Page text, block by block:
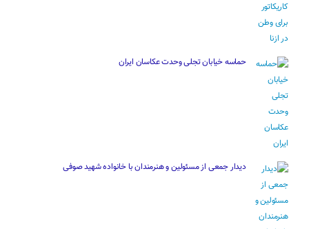
حماسه خیابان تجلی وحدت عکاسان ایران
دیدار جمعی از مسئولین و هنرمندان با خانواده شهید صوفی